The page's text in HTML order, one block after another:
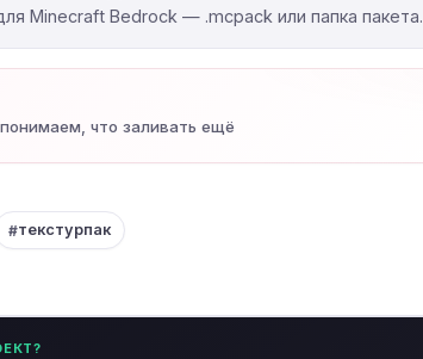
Minecraft Bedrock — .mcpack или папка пакета.
что заливать ещё
текстурпак